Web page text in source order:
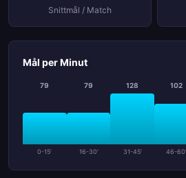
Snittmål / Match
Mål per Minut
79
0-15'
79
16-30'
128
31-45'
102
46-60'